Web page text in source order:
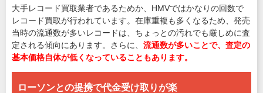
大手レコード買取業者であるためか、HMVではかなりの回数で
レコード買取が行われています。在庫重複も多くなるため、発売
当時の流通数が多いレコードは、ちょっとの汚れでも厳しめに査
定される傾向にあります。さらに、 流通数が多いことで、査定の
基本価格自体が低くなっていることもあります。
ローソンとの提携で代金受け取りが楽